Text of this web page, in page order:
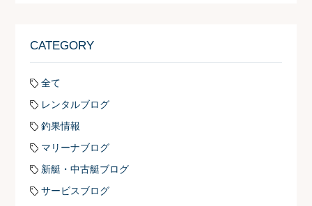
CATEGORY
全て
レンタルブログ
釣果情報
マリーナブログ
新艇・中古艇ブログ
サービスブログ